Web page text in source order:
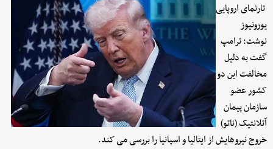
تارنمای اروپایی
یورونیوز
نوشت: ترامپ
گفت به دلیل
مخالفت این دو
کشور عضو
سازمان پیمان
آتلانتیک (ناتو)
خروج نیروهایش از ایتالیا و اسپانیا را بررسی می کند.